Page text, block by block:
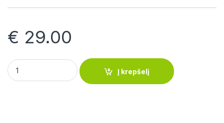
€ 29.00
Švilpiantis virdulys Peterhof PH-15643 quantity
Į krepšelį